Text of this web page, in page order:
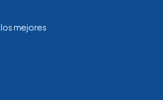
mejores